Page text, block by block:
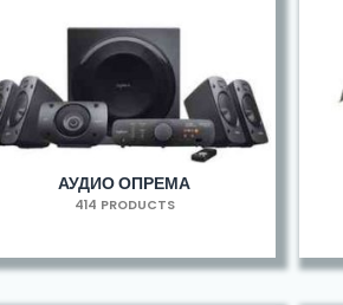
АУДИО ОПРЕМА
414 PRODUCTS